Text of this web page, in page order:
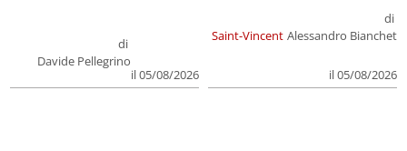
di
Davide Pellegrino
il 05/08/2026
Saint-Vincent
di
Alessandro Bianchet
il 05/08/2026